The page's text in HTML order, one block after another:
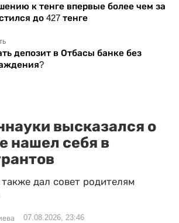
к тенге впервые более чем за
до 427 тенге
депозит в Отбасы банке без
высказался о
нашел себя в
дал совет родителям
07.08.2026, 23:46